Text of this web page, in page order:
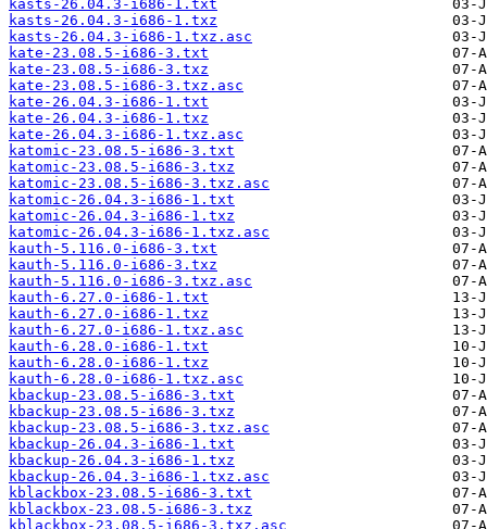
kasts-26.04.3-i686-1.txt
kasts-26.04.3-i686-1.txz
kasts-26.04.3-i686-1.txz.asc
kate-23.08.5-i686-3.txt
kate-23.08.5-i686-3.txz
kate-23.08.5-i686-3.txz.asc
kate-26.04.3-i686-1.txt
kate-26.04.3-i686-1.txz
kate-26.04.3-i686-1.txz.asc
katomic-23.08.5-i686-3.txt
katomic-23.08.5-i686-3.txz
katomic-23.08.5-i686-3.txz.asc
katomic-26.04.3-i686-1.txt
katomic-26.04.3-i686-1.txz
katomic-26.04.3-i686-1.txz.asc
kauth-5.116.0-i686-3.txt
kauth-5.116.0-i686-3.txz
kauth-5.116.0-i686-3.txz.asc
kauth-6.27.0-i686-1.txt
kauth-6.27.0-i686-1.txz
kauth-6.27.0-i686-1.txz.asc
kauth-6.28.0-i686-1.txt
kauth-6.28.0-i686-1.txz
kauth-6.28.0-i686-1.txz.asc
kbackup-23.08.5-i686-3.txt
kbackup-23.08.5-i686-3.txz
kbackup-23.08.5-i686-3.txz.asc
kbackup-26.04.3-i686-1.txt
kbackup-26.04.3-i686-1.txz
kbackup-26.04.3-i686-1.txz.asc
kblackbox-23.08.5-i686-3.txt
kblackbox-23.08.5-i686-3.txz
kblackbox-23.08.5-i686-3.txz.asc